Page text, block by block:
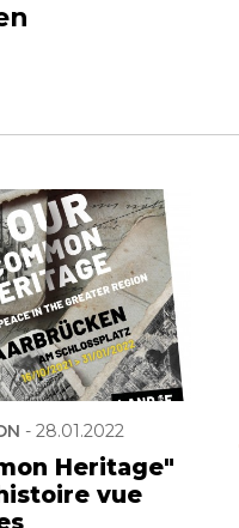
- 28.01.2022
Heritage"
vue